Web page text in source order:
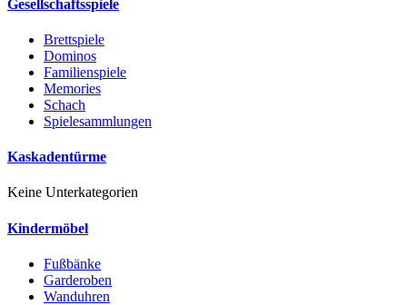
Gesellschaftsspiele
Brettspiele
Dominos
Familienspiele
Memories
Schach
Spielesammlungen
Kaskadentürme
Keine Unterkategorien
Kindermöbel
Fußbänke
Garderoben
Wanduhren